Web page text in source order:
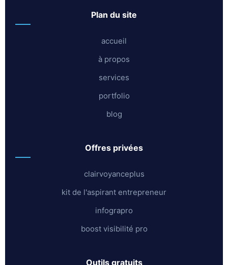
plan du site
accueil
à propos
services
portfolio
blog
offres privées
clairvoyanceplus
kit de l'aspirant entrepreneur
infograpro
boost visibilité pro
outils gratuits